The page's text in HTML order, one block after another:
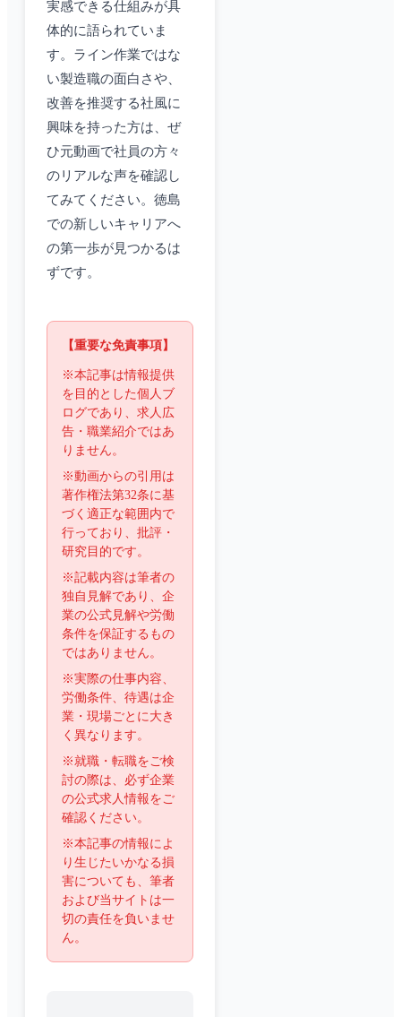
実感できる仕組みが具
体的に語られていま
す。ライン作業ではな
い製造職の面白さや、
改善を推奨する社風に
興味を持った方は、ぜ
ひ元動画で社員の方々
のリアルな声を確認し
てみてください。徳島
での新しいキャリアへ
の第一歩が見つかるは
ずです。
【重要な免責事項】
※本記事は情報提供
を目的とした個人ブ
ログであり、求人広
告・職業紹介ではあ
りません。
※動画からの引用は
著作権法第32条に基
づく適正な範囲内で
行っており、批評・
研究目的です。
※記載内容は筆者の
独自見解であり、企
業の公式見解や労働
条件を保証するもの
ではありません。
※実際の仕事内容、
労働条件、待遇は企
業・現場ごとに大き
く異なります。
※就職・転職をご検
討の際は、必ず企業
の公式求人情報をご
確認ください。
※本記事の情報によ
り生じたいかなる損
害についても、筆者
および当サイトは一
切の責任を負いませ
ん。